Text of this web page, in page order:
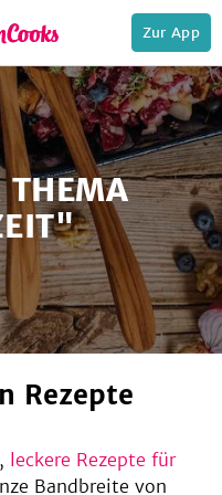
Zur App
THEMA
Rezepte
leckere Rezepte für
Bandbreite von